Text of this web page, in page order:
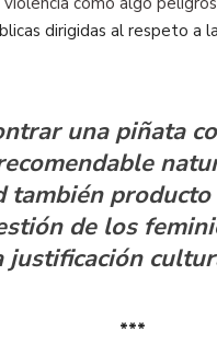
dirigidas al respeto a
una piñata
de los
justificación
***